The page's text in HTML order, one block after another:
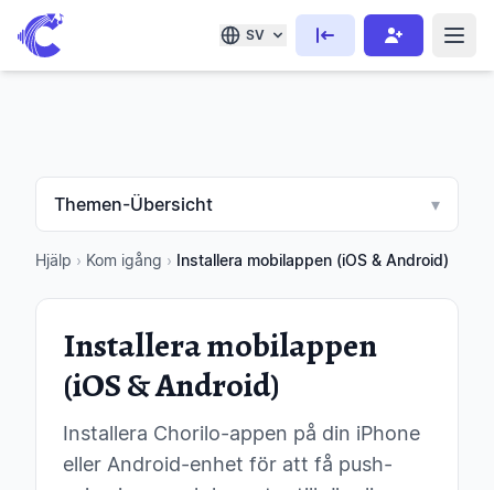
SV
Themen-Übersicht ▾
Hjälp › Kom igång › Installera mobilappen (iOS & Android)
Installera mobilappen
(iOS & Android)
Installera Chorilo-appen på din iPhone
eller Android-enhet för att få push-